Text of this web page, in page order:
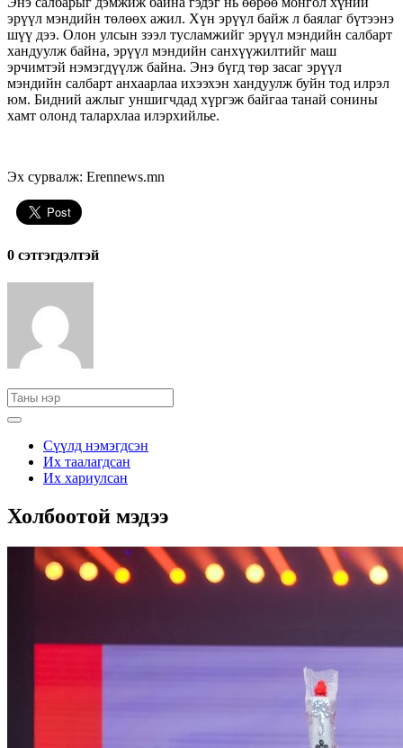
эрүүл мэндийн төлөөх ажил. Хүн эрүүл байж л баялаг бүтээнэ
шүү дээ. Олон улсын зээл тусламжийг эрүүл мэндийн салбарт
хандуулж байна, эрүүл мэндийн санхүүжилтийг маш
эрчимтэй нэмэгдүүлж байна. Энэ бүгд төр засаг эрүүл
мэндийн салбарт анхаарлаа ихээхэн хандуулж буйн тод илрэл
юм. Бидний ажлыг уншигчдад хүргэж байгаа танай сонины
хамт олонд талархлаа илэрхийлье.
Эх сурвалж: Erennews.mn
0 cэтгэгдэлтэй
Сүүлд нэмэгдсэн
Их таалагдсан
Их хариулсан
Холбоотой мэдээ